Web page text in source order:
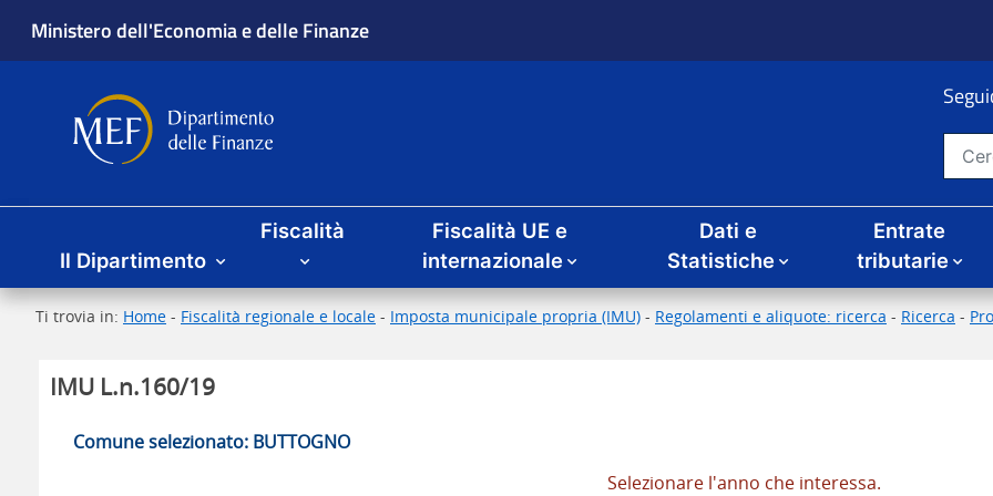
Ministero dell'Economia e delle Finanze
Dipartimento delle Finanze Cerca nel
Menu principale
Il Dipartimento
Fiscalità
Fiscalità UE e
internazionale
Dati e
Statistiche
Entrate
tributarie
Ti trovia in: Home - Fiscalità regionale e locale - Imposta municipale propria (IMU) - Regolamenti e aliquote: ricerca - Ricerca -
IMU L.n.160/19
Comune selezionato: BUTTOGNO
Selezionare l'anno che interessa.